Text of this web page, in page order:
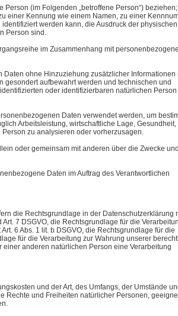
(im Folgenden „betroffene Person“)
einer Kennung wie einem Namen, zu einer
werden kann, die Ausdruck der
Person sind.
im Zusammenhang mit
ohne Hinzuziehung zusätzlicher Informationen
aufbewahrt werden und technischen und
oder identifizierbaren natürlichen Person
Daten verwendet werden, um
Arbeitsleistung, wirtschaftliche Lage, Gesundheit,
zu analysieren oder vorherzusagen.
oder gemeinsam mit anderen über die Zwecke
Daten im Auftrag des Verantwortlichen
die Rechtsgrundlage in der Datenschutzerklärung
7 DSGVO, die Rechtsgrundlage für die
6 Abs. 1 lit. b DSGVO, die Rechtsgrundlage für die
für die Verarbeitung zur Wahrung unserer
einer anderen natürlichen Person eine Verarbeitung
und der Art, des Umfangs, der Umstände
Rechte und Freiheiten natürlicher Personen,